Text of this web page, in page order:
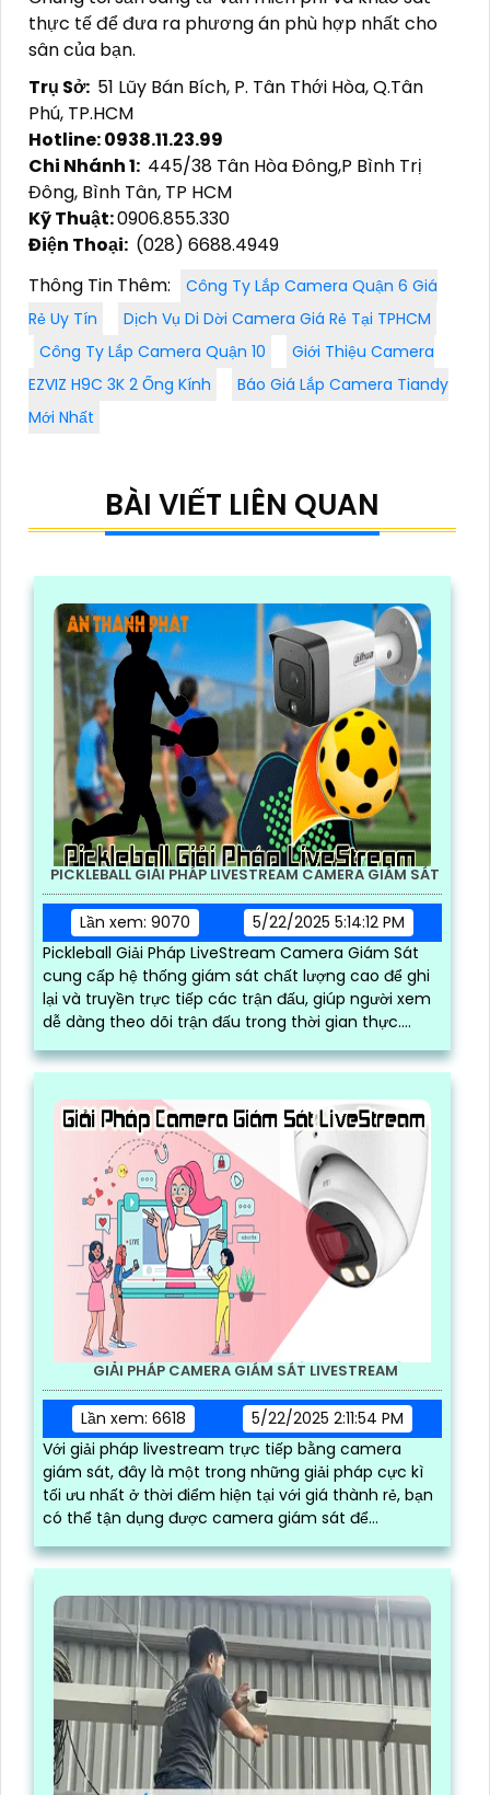
thực tế để đưa ra phương án phù hợp nhất cho
sân của bạn.
Trụ Sở: 51 Lũy Bán Bích, P. Tân Thới Hòa, Q.Tân
Phú, TP.HCM
Hotline: 0938.11.23.99
Chi Nhánh 1: 445/38 Tân Hòa Đông,P Bình Trị
Đông, Bình Tân, TP HCM
Kỹ Thuật:0906.855.330
Điện Thoại: (028) 6688.4949
Thông Tin Thêm:
Công Ty Lắp Camera Quận 6 Giá
Rẻ Uy Tín
Dịch Vụ Di Dời Camera Giá Rẻ Tại TPHCM
Công Ty Lắp Camera Quận 10
Giới Thiệu Camera
EZVIZ H9C 3K 2 Ống Kính
Báo Giá Lắp Camera Tiandy
Mới Nhất
BÀI VIẾT LIÊN QUAN
PICKLEBALL GIẢI PHÁP LIVESTREAM CAMERA GIÁM SÁT
Lần xem: 9070
5/22/2025 5:14:12 PM
Pickleball Giải Pháp LiveStream Camera Giám Sát
cung cấp hệ thống giám sát chất lượng cao để ghi
lại và truyền trực tiếp các trận đấu, giúp người xem
dễ dàng theo dõi trận đấu trong thời gian thực.
tiếp và dễ dàng
GIẢI PHÁP CAMERA GIÁM SÁT LIVESTREAM
Lần xem: 6618
5/22/2025 2:11:54 PM
Với giải pháp livestream trực tiếp bằng camera
giám sát, đây là một trong những giải pháp cực kì
tối ưu nhất ở thời điểm hiện tại với giá thành rẻ, bạn
có thể tận dụng được camera giám sát để